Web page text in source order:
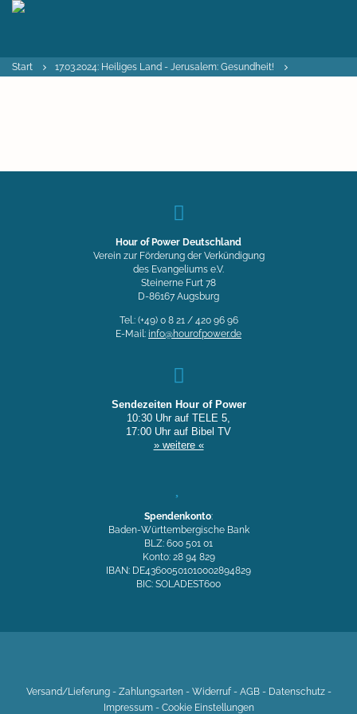
Start 17.03.2024: Heiliges Land - Jerusalem: Gesundheit!
Hour of Power Deutschland
Verein zur Förderung der Verkündigung
des Evangeliums e.V.
Steinerne Furt 78
D-86167 Augsburg
Tel.: (+49) 0 8 21 / 420 96 96
E-Mail: info@hourofpower.de
Sendezeiten Hour of Power
10:30 Uhr auf TELE 5,
17:00 Uhr auf Bibel TV
» weitere «
Spendenkonto:
Baden-Württembergische Bank
BLZ: 600 501 01
Konto: 28 94 829
IBAN: DE43600501010002894829
BIC: SOLADEST600
Versand/Lieferung- Zahlungsarten- Widerruf- AGB- Datenschutz-
Impressum- Cookie Einstellungen